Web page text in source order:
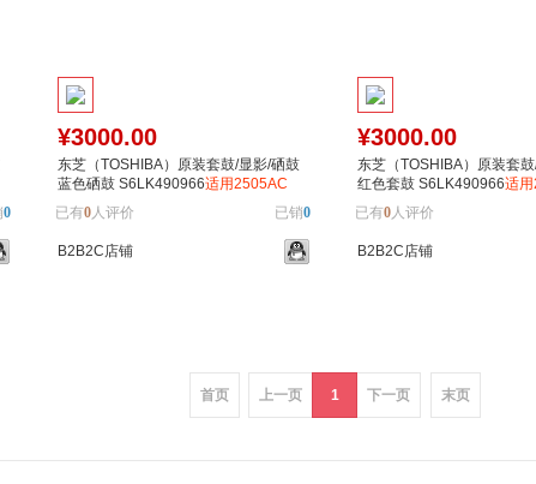
0
¥3000.00
东芝（TOSHIBA）原装套鼓/显影/硒鼓
蓝色硒鼓 S6LK490966适用2505AC
3005AC 3505AC 4505AC 5005AC
已有0人评价 已销0
B2B2C店铺
¥3000.00
东芝（TOSHIBA）原装套
红色套鼓 S6LK490966适
3005AC 3505AC 4505AC
已有0人评价
B2B2C店铺
首页 上一页 1 下一页 末页